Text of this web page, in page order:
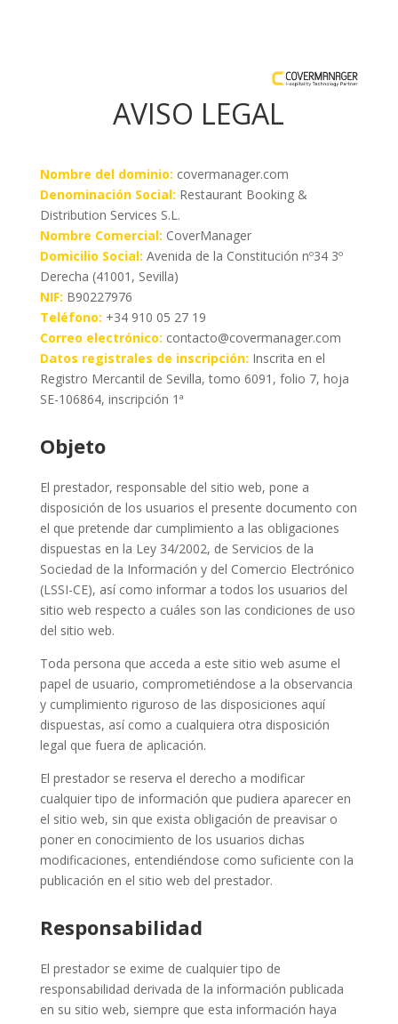
AVISO LEGAL
Nombre del dominio: covermanager.com
Denominación Social: Restaurant Booking &
Distribution Services S.L.
Nombre Comercial: CoverManager
Domicilio Social: Avenida de la Constitución nº34 3º
Derecha (41001, Sevilla)
NIF: B90227976
Teléfono: +34 910 05 27 19
Correo electrónico: contacto@covermanager.com
Datos registrales de inscripción: Inscrita en el
Registro Mercantil de Sevilla, tomo 6091, folio 7, hoja
SE-106864, inscripción 1ª
Objeto
El prestador, responsable del sitio web, pone a
disposición de los usuarios el presente documento con
el que pretende dar cumplimiento a las obligaciones
dispuestas en la Ley 34/2002, de Servicios de la
Sociedad de la Información y del Comercio Electrónico
(LSSI-CE), así como informar a todos los usuarios del
sitio web respecto a cuáles son las condiciones de uso
del sitio web.
Toda persona que acceda a este sitio web asume el
papel de usuario, comprometiéndose a la observancia
y cumplimiento riguroso de las disposiciones aquí
dispuestas, así como a cualquiera otra disposición
legal que fuera de aplicación.
El prestador se reserva el derecho a modificar
cualquier tipo de información que pudiera aparecer en
el sitio web, sin que exista obligación de preavisar o
poner en conocimiento de los usuarios dichas
modificaciones, entendiéndose como suficiente con la
publicación en el sitio web del prestador.
Responsabilidad
El prestador se exime de cualquier tipo de
responsabilidad derivada de la información publicada
en su sitio web, siempre que esta información haya